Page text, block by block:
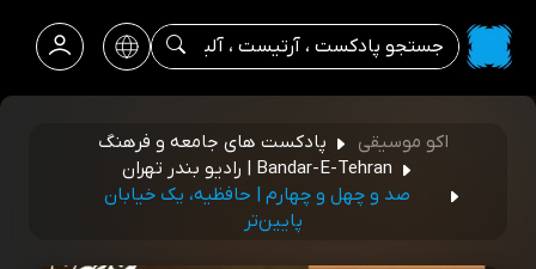
اکو موسیقی
پادکست های جامعه و فرهنگ
Bandar-E-Tehran | رادیو بندر تهران
صد و چهل و چهارم | حافظیه، یک خیابان
پایین‌تر